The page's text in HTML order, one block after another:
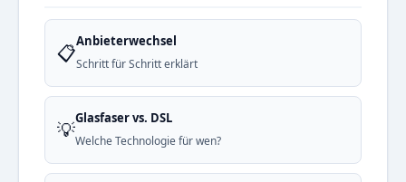
📋Anbieterwechsel
Schritt für Schritt erklärt
💡Glasfaser vs. DSL
Welche Technologie für wen?